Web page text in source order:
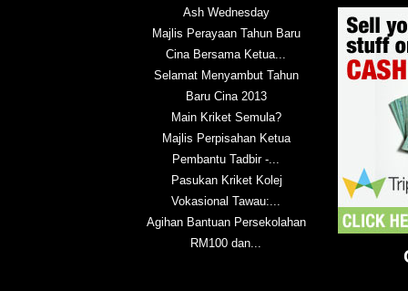
Ash Wednesday
Majlis Perayaan Tahun Baru
Cina Bersama Ketua...
Selamat Menyambut Tahun
Baru Cina 2013
Main Kriket Semula?
Majlis Perpisahan Ketua
Pembantu Tadbir -...
Pasukan Kriket Kolej
Vokasional Tawau:...
Agihan Bantuan Persekolahan
RM100 dan...